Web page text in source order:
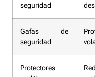
seguridad
Gafas de
seguridad
Protectores